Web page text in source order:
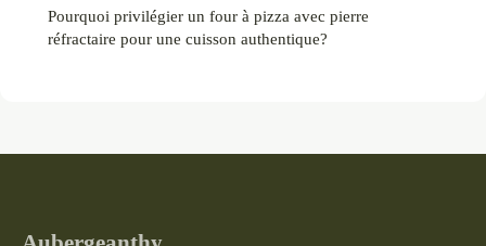
Pourquoi privilégier un four à pizza avec pierre
réfractaire pour une cuisson authentique?